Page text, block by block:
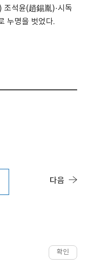
석윤(趙錫胤)·시독
누명을 벗었다.
다음
확인